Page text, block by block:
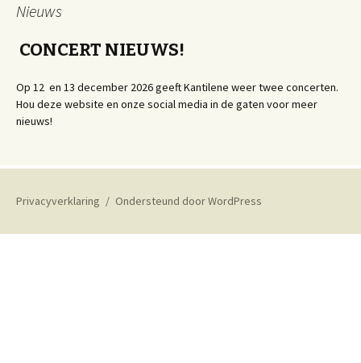
Nieuws
CONCERT NIEUWS!
Op 12 en 13 december 2026 geeft Kantilene weer twee concerten.
Hou deze website en onze social media in de gaten voor meer
nieuws!
Privacyverklaring Ondersteund door WordPress